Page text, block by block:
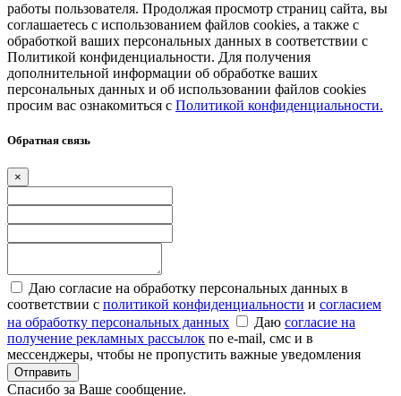
работы пользователя. Продолжая просмотр страниц сайта, вы
соглашаетесь с использованием файлов cookies, а также с
обработкой ваших персональных данных в соответствии с
Политикой конфиденциальности. Для получения
дополнительной информации об обработке ваших
персональных данных и об использовании файлов cookies
просим вас ознакомиться с Политикой конфиденциальности.
Обратная связь
×
Даю согласие на обработку персональных данных в
соответствии с политикой конфиденциальности и согласием
на обработку персональных данных
Даю согласие на
получение рекламных рассылок по e-mail, смс и в
мессенджеры, чтобы не пропустить важные уведомления
Отправить
Спасибо за Ваше сообщение.